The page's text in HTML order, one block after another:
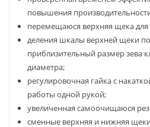
повышения
перемещаюся верхняя щека для
деления шкалы верхней щеки
приблизительный размер зева
диаметра;
регулировочная гайка с
работы одной рукой;
увеличенная самоочищаюся
сменные верхняя и нижняя